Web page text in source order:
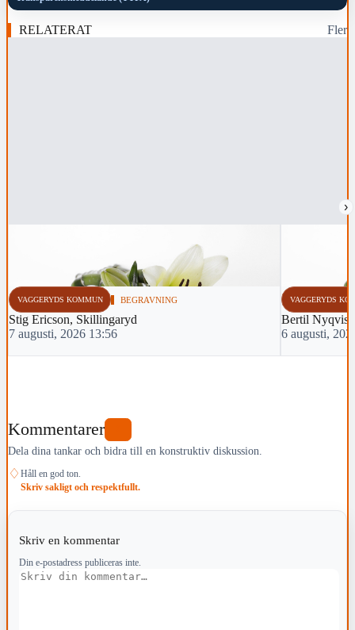
RELATERAT Fler
›
VAGGERYDS KOMMUN BEGRAVNING
Stig Ericson, Skillingaryd
7 augusti, 2026 13:56
VAGGERYDS
Bertil
6 augusti,
Kommentarer
Dela dina tankar och bidra till en konstruktiv diskussion.
♢ Håll en god ton.
Skriv sakligt och respektfullt.
Skriv en kommentar
Din e-postadress publiceras inte.
Kommentar